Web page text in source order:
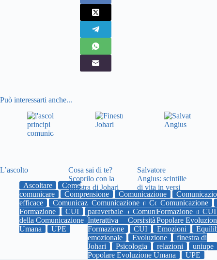
Può interessarti anche...
L’ascolto
Ascoltare
Come
comunicare
Comprensione Comunicazione
efficace
Comunicazione Umana Interattiva
Corsi
Formazione
CUI Emozioni empatia Evoluzione
della Comunicazione
uniupe
Università Popolare
Umana
UPE
Cosa sai di te?
Scoprilo con la
finestra di Johari
Comunicazione
Comunicazione
paraverbale
Comunicazione Umana
Interattiva
Corsi
Formazione
CUI Emozioni
emozionale
Evoluzione
finestra di
Johari
Psicologia relazioni
uniupe
Popolare Evoluzione Umana
UPE
Salvatore
Angius: scintille
di vita in versi
Comunicazione
Formazione
CUI
Popolare